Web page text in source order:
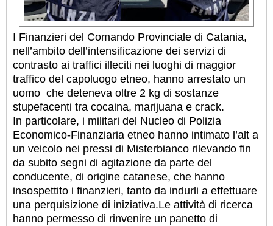
I Finanzieri del Comando Provinciale di Catania,
nell’ambito dell’intensificazione dei servizi di
contrasto ai traffici illeciti nei luoghi di maggior
traffico del capoluogo etneo, hanno arrestato un
uomo che deteneva oltre 2 kg di sostanze
stupefacenti tra cocaina, marijuana e crack.
In particolare, i militari del Nucleo di Polizia
Economico-Finanziaria etneo hanno intimato l’alt a
un veicolo nei pressi di Misterbianco rilevando fin
da subito segni di agitazione da parte del
conducente, di origine catanese, che hanno
insospettito i finanzieri, tanto da indurli a effettuare
una perquisizione di iniziativa.Le attività di ricerca
hanno permesso di rinvenire un panetto di